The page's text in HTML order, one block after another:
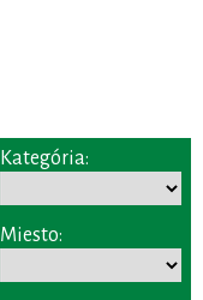
Kategória:
Miesto: